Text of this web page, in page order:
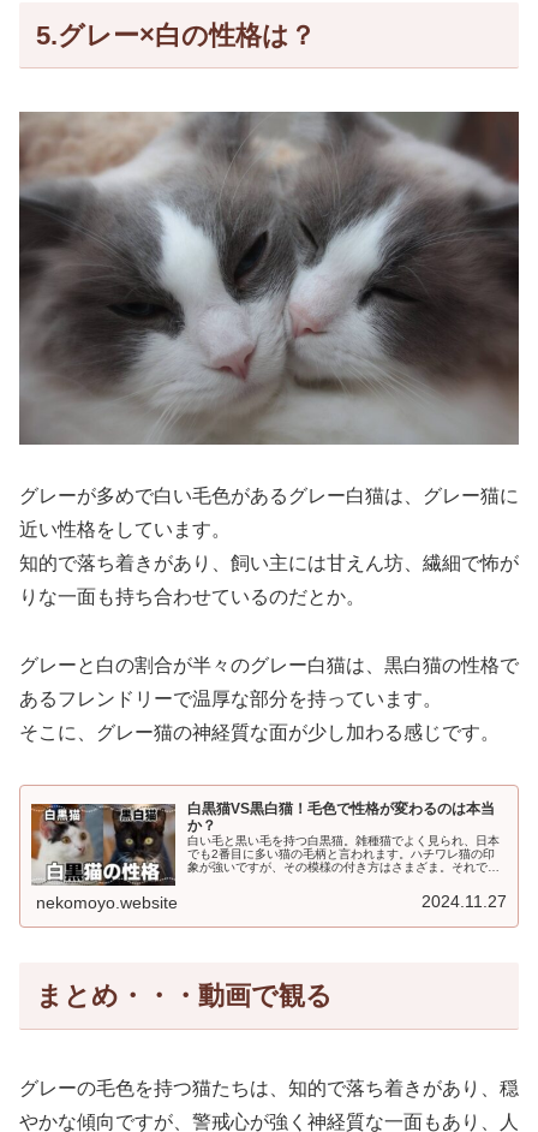
5.グレー×白の性格は？
グレーが多めで白い毛色があるグレー白猫は、グレー猫に
近い性格をしています。
知的で落ち着きがあり、飼い主には甘えん坊、繊細で怖が
りな一面も持ち合わせているのだとか。
グレーと白の割合が半々のグレー白猫は、黒白猫の性格で
あるフレンドリーで温厚な部分を持っています。
そこに、グレー猫の神経質な面が少し加わる感じです。
白黒猫VS黒白猫！毛色で性格が変わるのは本当
か？
白い毛と黒い毛を持つ白黒猫。雑種猫でよく見られ、日本
でも2番目に多い猫の毛柄と言われます。ハチワレ猫の印
象が強いですが、その模様の付き方はさまざま。それでは
nekomoyo.website 2024.11.27
まとめ・・・動画で観る
グレーの毛色を持つ猫たちは、知的で落ち着きがあり、穏
やかな傾向ですが、警戒心が強く神経質な一面もあり、人